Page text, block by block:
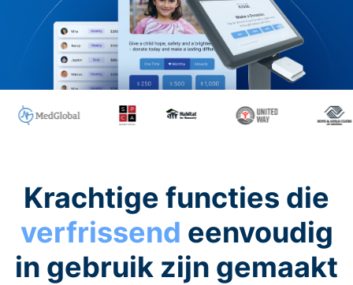
Krachtige functies die
verfrissend eenvoudig
in gebruik zijn gemaakt